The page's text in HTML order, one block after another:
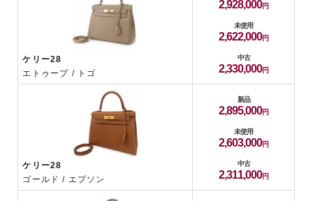
ケリー28
エトゥープ / トゴ
2,928,000
未使用
2,622,000
中古
2,330,000
ケリー28
ゴールド / エプソン
新品
2,895,000
未使用
2,603,000
中古
2,311,000